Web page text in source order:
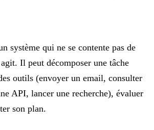
système qui ne se contente pas de
. Il peut décomposer une tâche
outils (envoyer un email, consulter
API, lancer une recherche), évaluer
son plan.